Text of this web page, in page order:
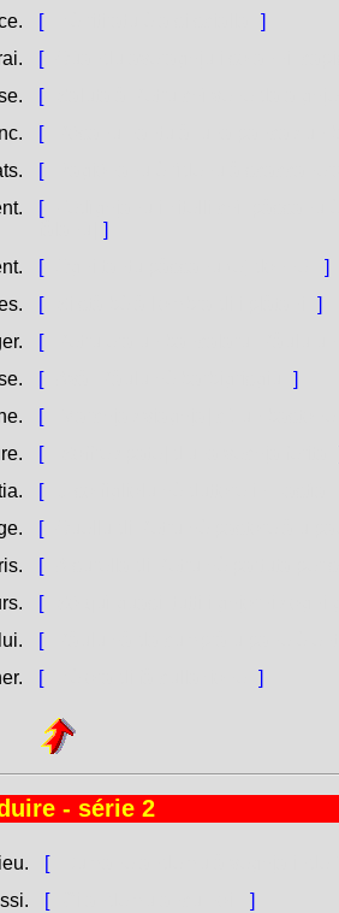
[
]
[
[
[
[
[
]
[
]
[
]
[
[
]
[
[
[
[
[
[
[
[ ]
- série 2
[
[
]